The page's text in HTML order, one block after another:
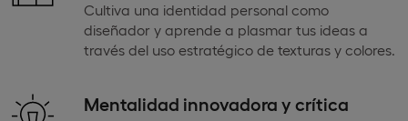
Cultiva una identidad personal como
diseñador y aprende a plasmar tus ideas a
través del uso estratégico de texturas y colores.
Mentalidad innovadora y crítica